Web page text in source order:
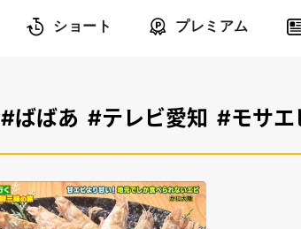
ショート プレミアム
#ばばあ #テレビ愛知 #モサエ